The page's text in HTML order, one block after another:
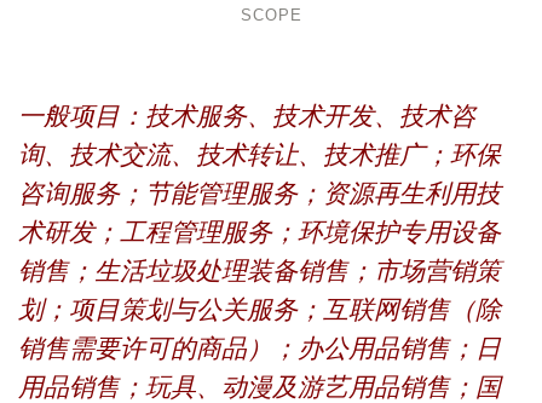
SCOPE
一般项目：技术服务、技术开发、技术咨
询、技术交流、技术转让、技术推广；环保
咨询服务；节能管理服务；资源再生利用技
术研发；工程管理服务；环境保护专用设备
销售；生活垃圾处理装备销售；市场营销策
划；项目策划与公关服务；互联网销售（除
销售需要许可的商品）；办公用品销售；日
用品销售；玩具、动漫及游艺用品销售；国